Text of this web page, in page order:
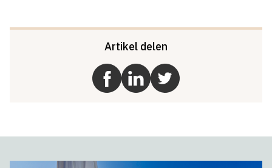
Artikel delen